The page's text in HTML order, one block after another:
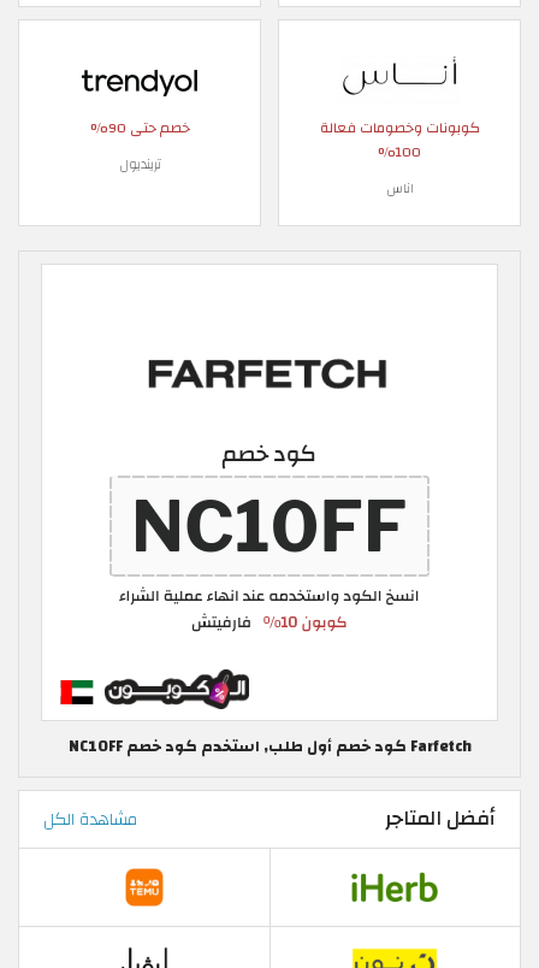
كوبونات وخصومات فعالة
100%
اناس
خصم حتى 90%
ترينديول
Farfetch كود خصم أول طلب, استخدم كود خصم NC10FF
أفضل المتاجر مشاهدة الكل